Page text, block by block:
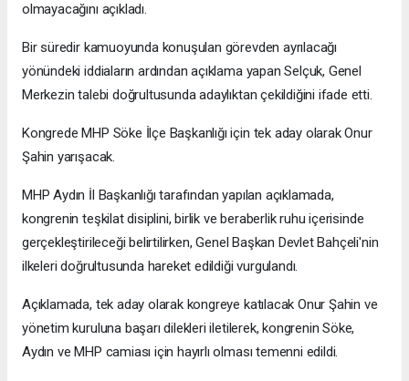
olmayacağını açıkladı.
Bir süredir kamuoyunda konuşulan görevden ayrılacağı
yönündeki iddiaların ardından açıklama yapan Selçuk, Genel
Merkezin talebi doğrultusunda adaylıktan çekildiğini ifade etti.
Kongrede MHP Söke İlçe Başkanlığı için tek aday olarak Onur
Şahin yarışacak.
MHP Aydın İl Başkanlığı tarafından yapılan açıklamada,
kongrenin teşkilat disiplini, birlik ve beraberlik ruhu içerisinde
gerçekleştirileceği belirtilirken, Genel Başkan Devlet Bahçeli'nin
ilkeleri doğrultusunda hareket edildiği vurgulandı.
Açıklamada, tek aday olarak kongreye katılacak Onur Şahin ve
yönetim kuruluna başarı dilekleri iletilerek, kongrenin Söke,
Aydın ve MHP camiası için hayırlı olması temenni edildi.